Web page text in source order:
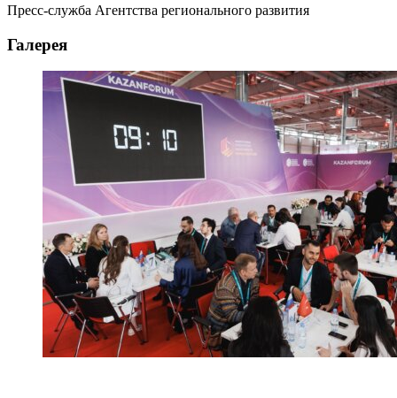
Пресс-служба Агентства регионального развития
Галерея